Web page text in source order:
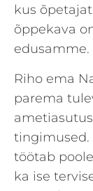
kus
õppekava
edusamme.
Riho ema
parema
tingimused.
töötab
ka ise